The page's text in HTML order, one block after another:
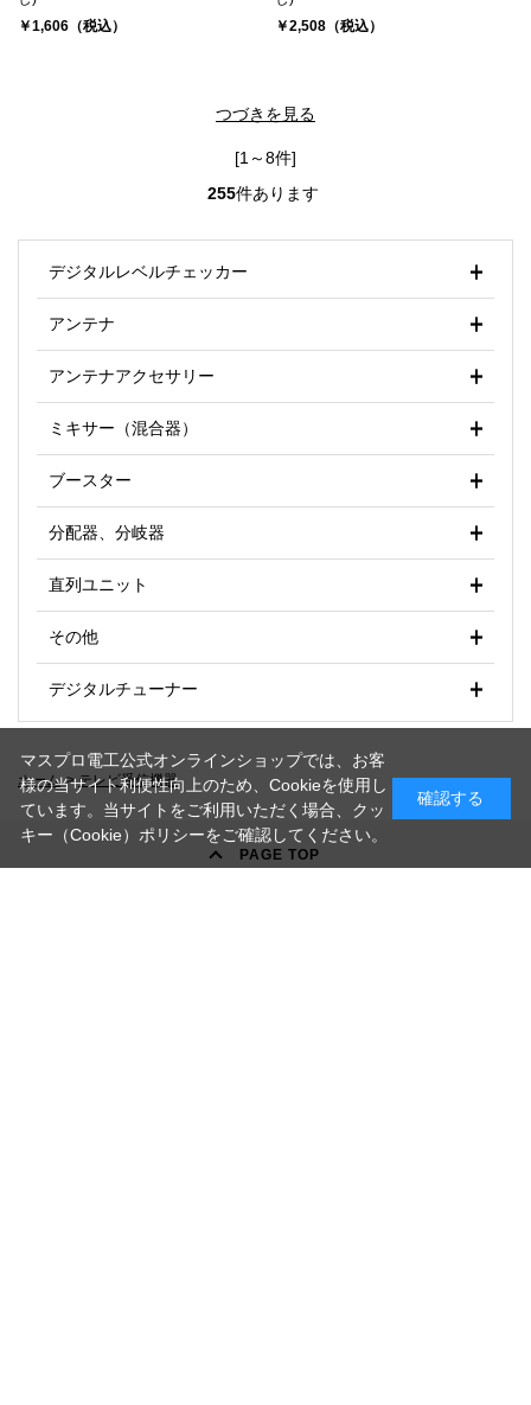
￥1,606（税込）
￥2,508（税込）
つづきを見る
[1～8件]
255件あります
デジタルレベルチェッカー
アンテナ
アンテナアクセサリー
ミキサー（混合器）
ブースター
分配器、分岐器
直列ユニット
その他
デジタルチューナー
ホーム >テレビ受信機器
PAGE TOP
マスプロ電工公式オンラインショップでは、お客
様の当サイト利便性向上のため、Cookieを使用し
ています。当サイトをご利用いただく場合、クッ
キー（Cookie）ポリシーをご確認してください。
確認する